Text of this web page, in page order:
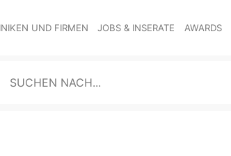
UND FIRMEN JOBS & INSERATE AWARDS